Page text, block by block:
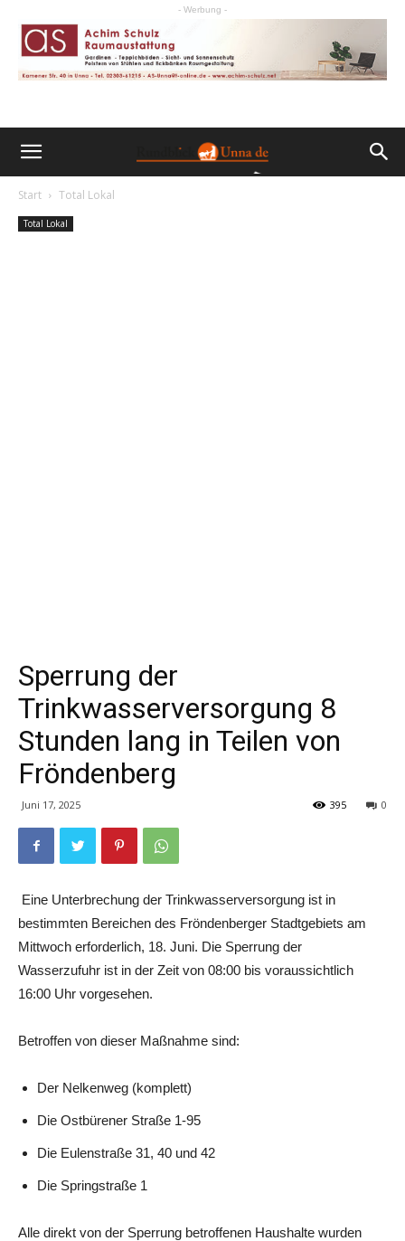
- Werbung -
Start Total Lokal
Total Lokal
Sperrung der
Trinkwasserversorgung 8
Stunden lang in Teilen von
Fröndenberg
Juni 17, 2025 0
395
Eine Unterbrechung der Trinkwasserversorgung ist in
bestimmten Bereichen des Fröndenberger Stadtgebiets am
Mittwoch erforderlich, 18. Juni. Die Sperrung der
Wasserzufuhr ist in der Zeit von 08:00 bis voraussichtlich
16:00 Uhr vorgesehen.
Betroffen von dieser Maßnahme sind:
Der Nelkenweg (komplett)
Die Ostbürener Straße 1-95
Die Eulenstraße 31, 40 und 42
Die Springstraße 1
Alle direkt von der Sperrung betroffenen Haushalte wurden